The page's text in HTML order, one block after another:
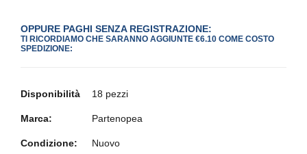
OPPURE PAGHI SENZA REGISTRAZIONE:
TI RICORDIAMO CHE SARANNO AGGIUNTE €6.10 COME COSTO
SPEDIZIONE:
Disponibilità 18 pezzi
Marca: Partenopea
Condizione: Nuovo